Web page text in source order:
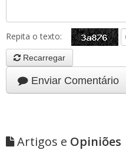
Repita o texto:
Recarregar
Enviar Comentário
Artigos e Opiniões